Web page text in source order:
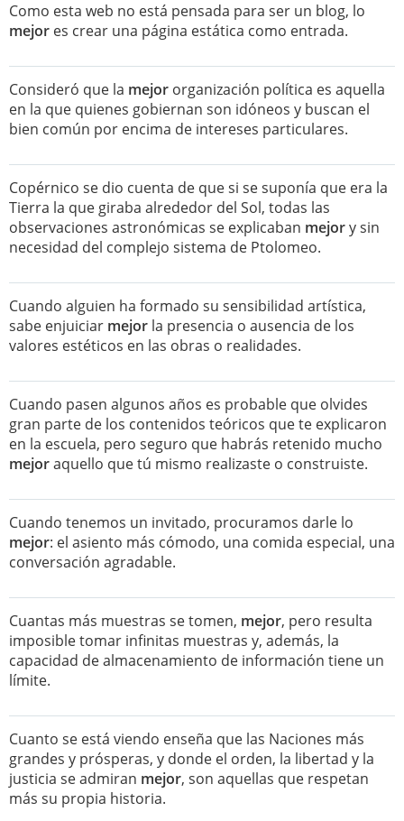
Como esta web no está pensada para ser un blog, lo
mejor es crear una página estática como entrada.
Consideró que la mejor organización política es aquella
en la que quienes gobiernan son idóneos y buscan el
bien común por encima de intereses particulares.
Copérnico se dio cuenta de que si se suponía que era la
Tierra la que giraba alrededor del Sol, todas las
observaciones astronómicas se explicaban mejory sin
necesidad del complejo sistema de Ptolomeo.
Cuando alguien ha formado su sensibilidad artística,
sabe enjuiciar mejor la presencia o ausencia de los
valores estéticos en las obras o realidades.
Cuando pasen algunos años es probable que olvides
gran parte de los contenidos teóricos que te explicaron
en la escuela, pero seguro que habrás retenido mucho
mejoraquello que tú mismo realizaste o construiste.
Cuando tenemos un invitado, procuramos darle lo
mejor: el asiento más cómodo, una comida especial, una
conversación agradable.
Cuantas más muestras se tomen, mejor, pero resulta
imposible tomar infinitas muestras y, además, la
capacidad de almacenamiento de información tiene un
límite.
Cuanto se está viendo enseña que las Naciones más
grandes y prósperas, y donde el orden, la libertad y la
justicia se admiran mejor, son aquellas que respetan
más su propia historia.